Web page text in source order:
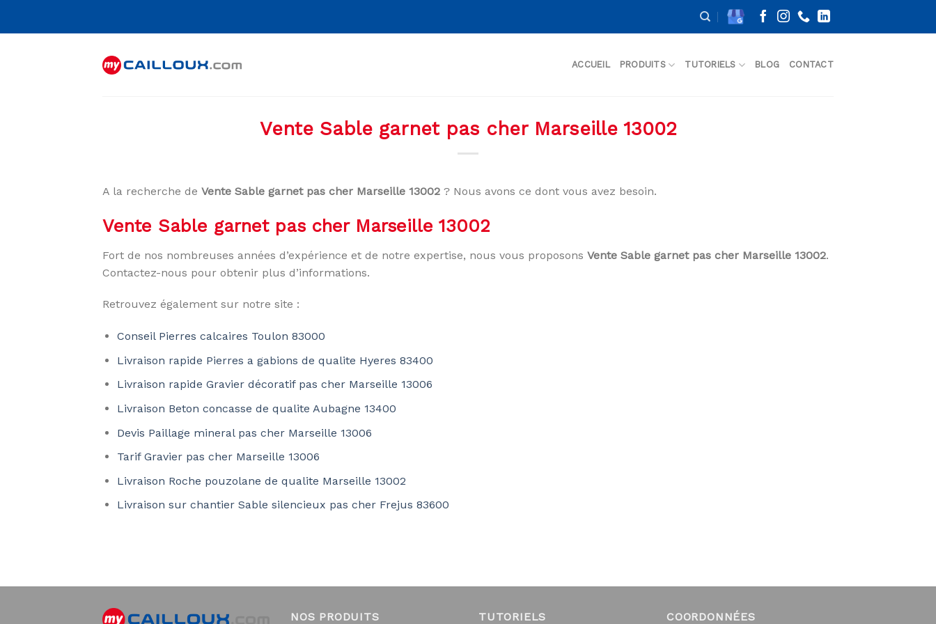
ACCUEIL PRODUITS TUTORIELS BLOG CONTACT
Vente Sable garnet pas cher Marseille 13002
A la recherche de Vente Sable garnet pas cher Marseille 13002 ? Nous avons ce dont vous avez besoin.
Vente Sable garnet pas cher Marseille 13002
Fort de nos nombreuses années d’expérience et de notre expertise, nous vous proposons Vente Sable garnet pas cher Marseille 13002.
Contactez-nous pour obtenir plus d’informations.
Retrouvez également sur notre site :
Conseil Pierres calcaires Toulon 83000
Livraison rapide Pierres a gabions de qualite Hyeres 83400
Livraison rapide Gravier décoratif pas cher Marseille 13006
Livraison Beton concasse de qualite Aubagne 13400
Devis Paillage mineral pas cher Marseille 13006
Tarif Gravier pas cher Marseille 13006
Livraison Roche pouzolane de qualite Marseille 13002
Livraison sur chantier Sable silencieux pas cher Frejus 83600
NOS PRODUITS TUTORIELS COORDONNÉES